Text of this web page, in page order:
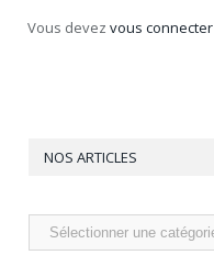
Vous devez vous connecter
NOS ARTICLES
Nos
articles